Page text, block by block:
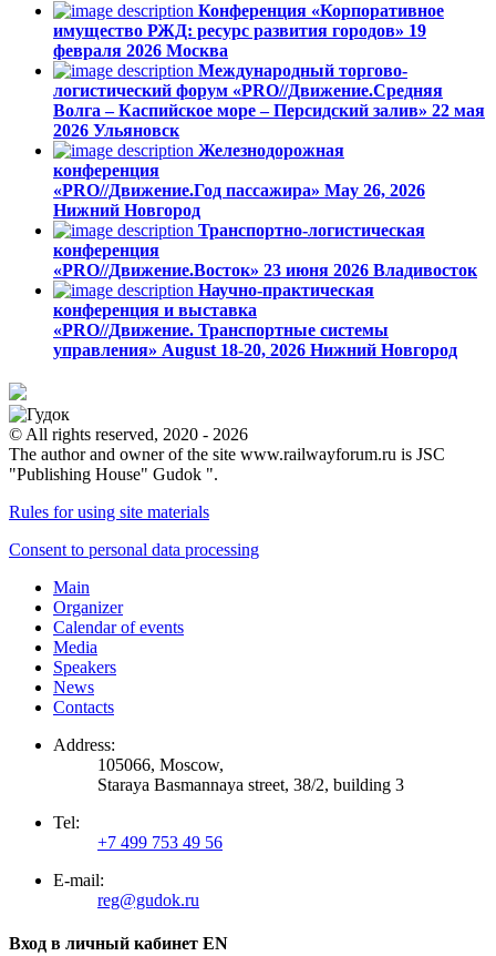
Конференция «Корпоративное
имущество РЖД: ресурс развития городов» 19
февраля 2026 Москва
Международный торгово-
логистический форум «PRO//Движение.Средняя
Волга – Каспийское море – Персидский залив» 22 мая
2026 Ульяновск
Железнодорожная
конференция
«PRO//Движение.Год пассажира» May 26, 2026
Нижний Новгород
Транспортно-логистическая
конференция
«PRO//Движение.Восток» 23 июня 2026 Владивосток
Научно-практическая
конференция и выставка
«PRO//Движение. Транспортные системы
управления» August 18-20, 2026 Нижний Новгород
© All rights reserved, 2020 - 2026
The author and owner of the site www.railwayforum.ru is JSC
"Publishing House" Gudok ".
Rules for using site materials
Consent to personal data processing
Main
Organizer
Calendar of events
Media
Speakers
News
Contacts
Address:
105066, Moscow,
Staraya Basmannaya street, 38/2, building 3
Tel:
+7 499 753 49 56
E-mail:
reg@gudok.ru
Вход в личный кабинет EN